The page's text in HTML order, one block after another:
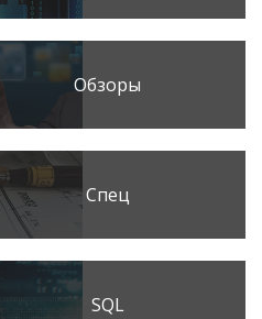
Обзоры
Спец
SQL